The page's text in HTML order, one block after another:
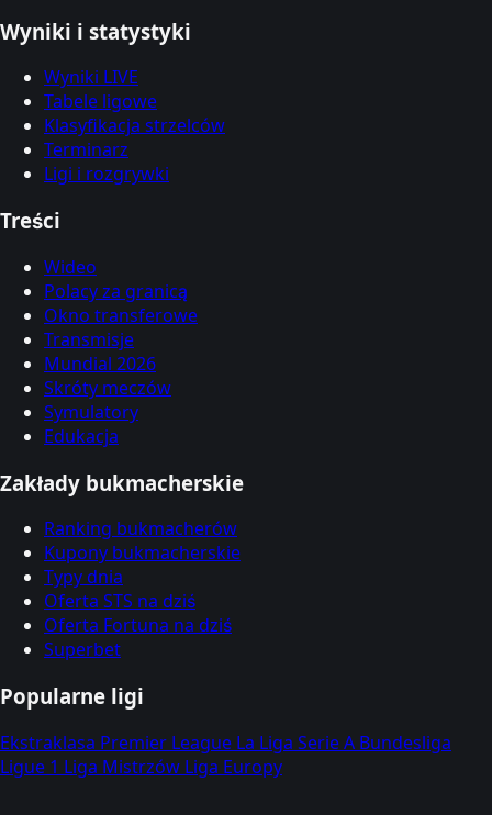
Wyniki i statystyki
Wyniki LIVE
Tabele ligowe
Klasyfikacja strzelców
Terminarz
Ligi i rozgrywki
Treści
Wideo
Polacy za granicą
Okno transferowe
Transmisje
Mundial 2026
Skróty meczów
Symulatory
Edukacja
Zakłady bukmacherskie
Ranking bukmacherów
Kupony bukmacherskie
Typy dnia
Oferta STS na dziś
Oferta Fortuna na dziś
Superbet
Popularne ligi
Ekstraklasa Premier League La Liga Serie A Bundesliga
Ligue 1 Liga Mistrzów Liga Europy